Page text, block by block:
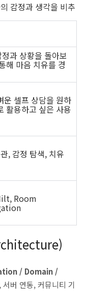
감정과 생각을 비추
과 상황을 돌아보
해 마음 치유를 경
운 셀프 상담을 원하
활용하고 싶은 사용
, 감정 탐색, 치유
Room
/ Domain /
버 연동, 커뮤니티 기